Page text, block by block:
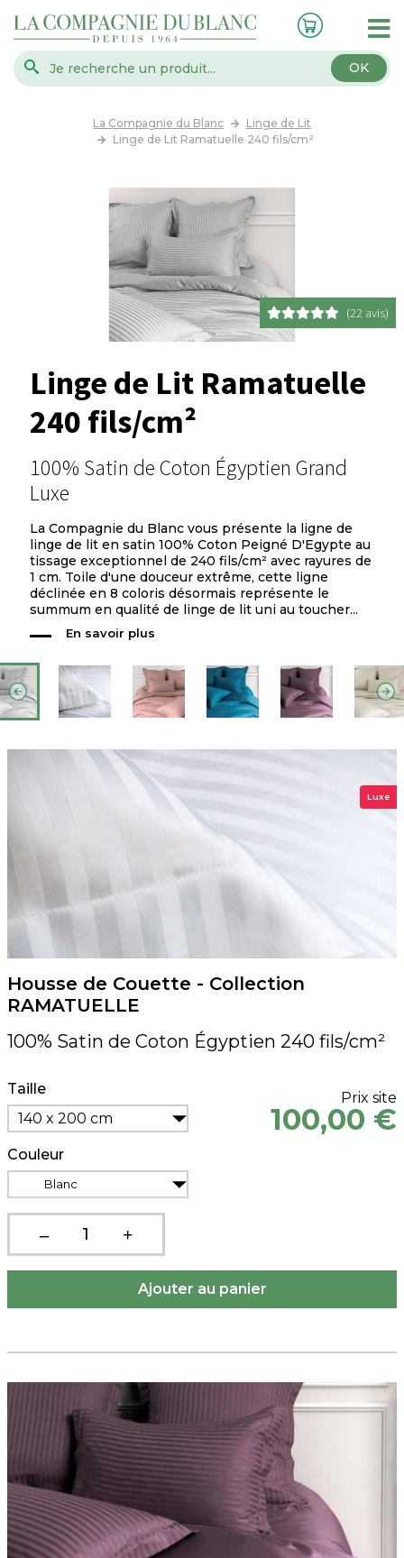
OK
La Compagnie du Blanc
Linge de Lit
Linge de Lit Ramatuelle 240 fils/cm²
Linge de Lit Ramatuelle
240 fils/cm²
100% Satin de Coton Égyptien Grand
Luxe
La Compagnie du Blanc vous présente la ligne de
linge de lit en satin 100% Coton Peigné D'Egypte au
tissage exceptionnel de 240 fils/cm² avec rayures de
1 cm. Toile d'une douceur extrême, cette ligne
déclinée en 8 coloris désormais représente le
summum en qualité de linge de lit uni au toucher...
En savoir plus
(22 avis)
Luxe
Housse de Couette - Collection
RAMATUELLE
100% Satin de Coton Égyptien 240 fils/cm²
Taille
140 x 200 cm
Couleur
Blanc
Prix site
100,00 €